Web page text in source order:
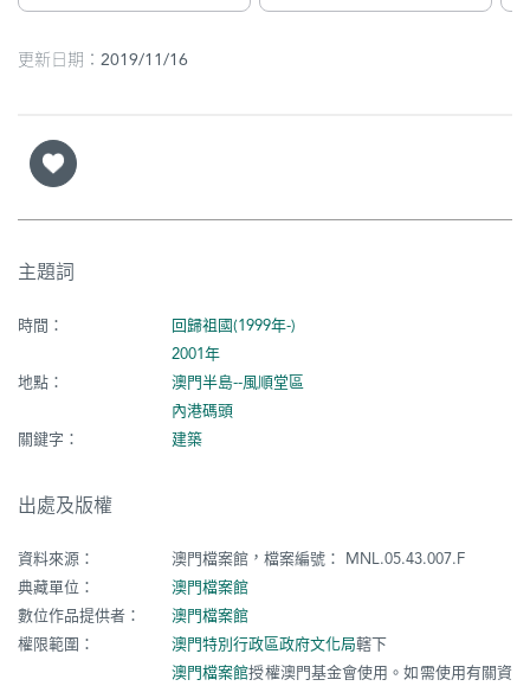
更新日期：2019/11/16
主題詞
時間：
回歸祖國(1999年-)
2001年
地點：
澳門半島--風順堂區
內港碼頭
關鍵字：
建築
出處及版權
資料來源：
澳門檔案館，檔案編號： MNL.05.43.007.F
典藏單位：
澳門檔案館
數位作品提供者：
澳門檔案館
權限範圍：
澳門特別行政區政府文化局轄下
澳門檔案館授權澳門基金會使用。如需使用有關資